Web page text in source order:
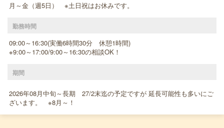
月～金（週5日） ※土日祝はお休みです。
勤務時間
09:00～16:30(実働6時間30分 休憩1時間)
※9:00～17:00/9:00～16:30の相談OK！
期間
2026年08月中旬～長期 27/2末迄の予定ですが 延長可能性も多いにご
ざいます。 ※8月～！